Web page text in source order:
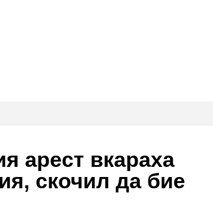
арест вкараха
скочил да бие